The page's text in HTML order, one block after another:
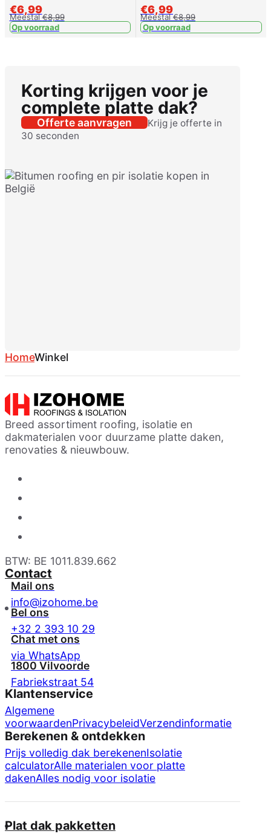
€6,99
Meestal€8,99
Op voorraad
€6,99
Meestal€8,99
Op voorraad
Korting krijgen voor je
complete platte dak?
Offerte aanvragen
Krijg je offerte in
30 seconden
HomeWinkel
Breed assortiment roofing, isolatie en
dakmaterialen voor duurzame platte daken,
renovaties & nieuwbouw.
BTW: BE 1011.839.662
Contact
Mail ons
info@izohome.be
Bel ons
+32 2 393 10 29
Chat met ons
via WhatsApp
1800 Vilvoorde
Fabriekstraat 54
Klantenservice
Algemene
voorwaardenPrivacybeleidVerzendinformatie
Berekenen & ontdekken
Prijs volledig dak berekenenIsolatie
calculatorAlle materialen voor platte
dakenAlles nodig voor isolatie
Plat dak pakketten